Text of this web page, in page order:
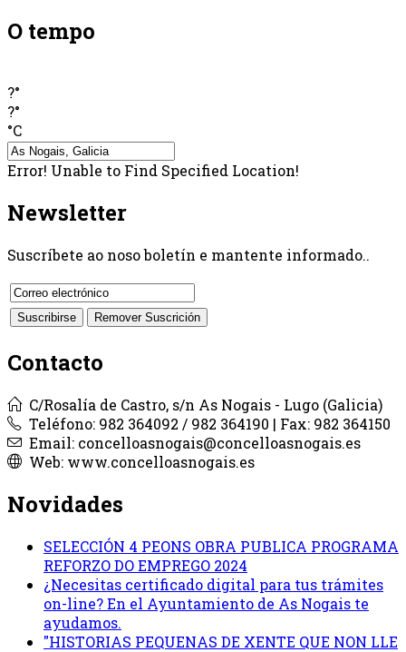
O tempo
?°
?°
°C
Error! Unable to Find Specified Location!
Newsletter
Suscríbete ao noso boletín e mantente informado..
Contacto
C/Rosalía de Castro, s/n As Nogais - Lugo (Galicia)
Teléfono: 982 364092 / 982 364190 | Fax: 982 364150
Email: concelloasnogais@concelloasnogais.es
Web: www.concelloasnogais.es
Novidades
SELECCIÓN 4 PEONS OBRA PUBLICA PROGRAMA
REFORZO DO EMPREGO 2024
¿Necesitas certificado digital para tus trámites
on-line? En el Ayuntamiento de As Nogais te
ayudamos.
"HISTORIAS PEQUENAS DE XENTE QUE NON LLE